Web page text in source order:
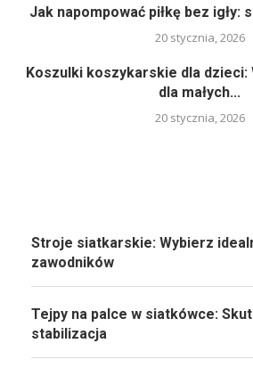
Jak napompować piłkę bez igły:
20 stycznia, 2026
Koszulki koszykarskie dla dzieci:
dla małych...
20 stycznia, 2026
Stroje siatkarskie: Wybierz
zawodników
Tejpy na palce w siatkówce:
stabilizacja